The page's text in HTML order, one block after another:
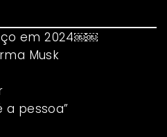
em 2024￼￼
Musk
pessoa”